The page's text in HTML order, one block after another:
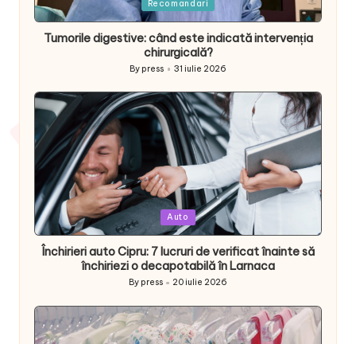
in
Recomandari
Tumorile digestive: când este indicată intervenția
chirurgicală?
Posted
by
By press 31 iulie 2026
Posted
in
Auto
Închirieri auto Cipru: 7 lucruri de verificat înainte să
închiriezi o decapotabilă în Larnaca
Posted
By press 20 iulie 2026